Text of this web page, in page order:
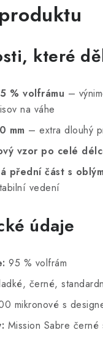
které
% volfrámu –
na váhe
mm – extra dlouhý
vzor po celé
přední část s
vedení
údaje
95 % volfrám
černé,
mikronové s
Mission Sabre černé